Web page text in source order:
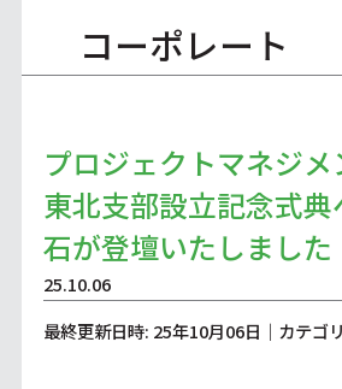
コーポレート
プロジェクトマネジ
東北支部設立記念式典
石が登壇いたしました
25.10.06
最終更新日時: 25年10月06日｜カテゴ